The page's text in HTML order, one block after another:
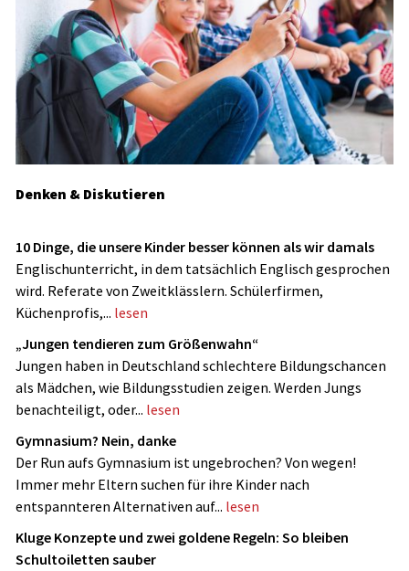
Denken & Diskutieren
10 Dinge, die unsere Kinder besser können als wir damals
Englischunterricht, in dem tatsächlich Englisch gesprochen
wird. Referate von Zweitklässlern. Schülerfirmen,
Küchenprofis,... lesen
„Jungen tendieren zum Größenwahn“
Jungen haben in Deutschland schlechtere Bildungschancen
als Mädchen, wie Bildungsstudien zeigen. Werden Jungs
benachteiligt, oder... lesen
Gymnasium? Nein, danke
Der Run aufs Gymnasium ist ungebrochen? Von wegen!
Immer mehr Eltern suchen für ihre Kinder nach
entspannteren Alternativen auf... lesen
Kluge Konzepte und zwei goldene Regeln: So bleiben
Schultoiletten sauber